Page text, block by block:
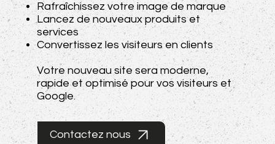
Rafraîchissez votre image de marque
Lancez de nouveaux produits et
services
Convertissez les visiteurs en clients
Votre nouveau site sera moderne,
rapide et optimisé pour vos visiteurs et
Google.
Contactez nous